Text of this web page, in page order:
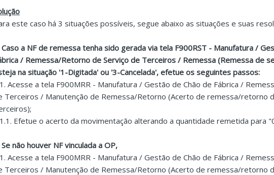
este caso há 3 situações possíveis, segue abaixo as situações e suas
Caso a NF de remessa tenha sido gerada via tela F900RST - Manufatura /
/ Remessa/Retorno de Serviço de Terceiros / Remessa (Remessa de
na situação '1-Digitada' ou '3-Cancelada', efetue os seguintes passos:
Acesse a tela F900MRR - Manufatura / Gestão de Chão de Fábrica /
Terceiros / Manutenção de Remessa/Retorno (Acerto de remessa/retorno
Efetue o acerto da movimentação alterando a quantidade remetida para
Se não houver NF vinculada a OP,
Acesse a tela F900MRR - Manufatura / Gestão de Chão de Fábrica /
Terceiros / Manutenção de Remessa/Retorno (Acerto de remessa/retorno